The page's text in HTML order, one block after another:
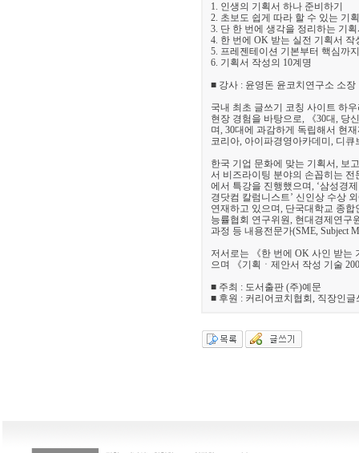
1. 인생의 기획서 하나 준비하기
2. 초보도 쉽게 따라 할 수 있는 기
3. 단 한 번에 생각을 정리하는 기
4. 한 번에 OK 받는 실전 기획서 작
5. 프레젠테이션 기본부터 핵심까지
6. 기획서 작성의 10계명
■ 강사 : 윤영돈 윤코치연구소 소장
국내 최초 글쓰기 코칭 사이트 하
현장 경험을 바탕으로, 《30대, 당
며, 30대에 과감하게 독립해서 현
코리아, 아이파경영아카데미, 디큐
한국 기업 문화에 맞는 기획서, 보
서 비즈라이팅 분야의 손꼽히는
에서 특강을 진행했으며, ‘삼성경
경닷컴 칼럼니스트’ 신인상 수상
연재하고 있으며, 단국대학교 종
능률협회 연구위원, 현대경제연구
과정 등 내용전문가(SME, Subject
저서로는 《한 번에 OK 사인 받는
으며 《기획ㆍ제안서 작성 기술
■ 주최 : 도서출판 (주)예문
■ 후원 : 커리어코치협회, 직장인글